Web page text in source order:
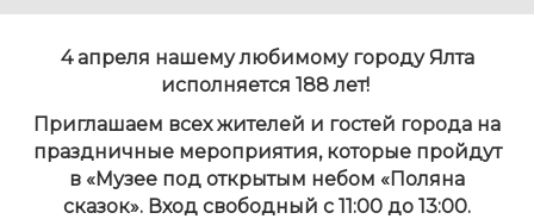
4 апреля нашему любимому городу Ялта
исполняется 188 лет!
Приглашаем всех жителей и гостей города на
праздничные мероприятия, которые пройдут
в «Музее под открытым небом «Поляна
сказок». Вход свободный с 11:00 до 13:00.